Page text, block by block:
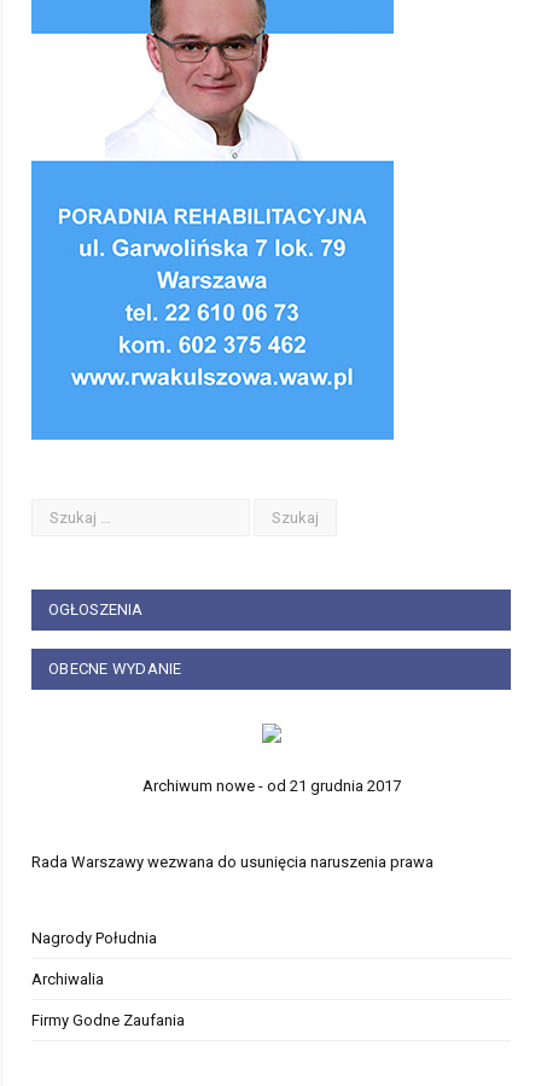
OGŁOSZENIA
OBECNE WYDANIE
Archiwum nowe - od 21 grudnia 2017
Rada Warszawy wezwana do usunięcia naruszenia prawa
Nagrody Południa
Archiwalia
Firmy Godne Zaufania